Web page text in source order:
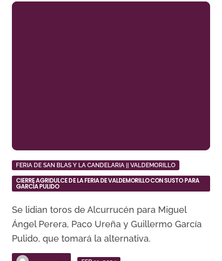
FERIA DE SAN BLAS Y LA CANDELARIA || VALDEMORILLO
CIERRE AGRIDULCE DE LA FERIA DE VALDEMORILLO CON SUSTO PARA
GARCÍA PULIDO
Se lidian toros de Alcurrucén para Miguel
Ángel Perera, Paco Ureña y Guillermo García
Pulido, que tomará la alternativa.